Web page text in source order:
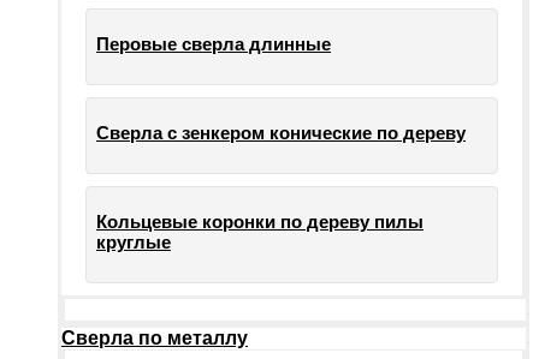
Перовые сверла длинные
Сверла с зенкером конические по дереву
Кольцевые коронки по дереву пилы
круглые
Сверла по металлу